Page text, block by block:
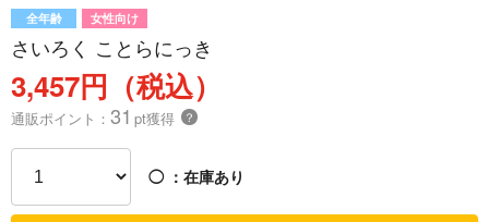
全年齢 女性向け
さいろく ことらにっき
3,457円（税込）
通販ポイント： 31 pt獲得 ？
◯ ：在庫あり